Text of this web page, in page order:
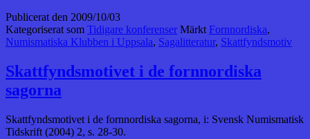
Publicerat den 2009/10/03
Kategoriserat som Tidigare konferenser Märkt Fornnordiska,
Numismatiska Klubben i Uppsala, Sagalitteratur, Skattfyndsmotiv
Skattfyndsmotivet i de fornnordiska
sagorna
Skattfyndsmotivet i de fornnordiska sagorna, i: Svensk Numismatisk
Tidskrift (2004) 2, s. 28-30.